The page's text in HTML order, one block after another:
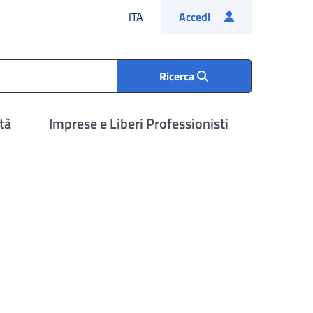
ITA Lingua italiana
Accedi
Ricerca
Imprese e Liberi Professionisti